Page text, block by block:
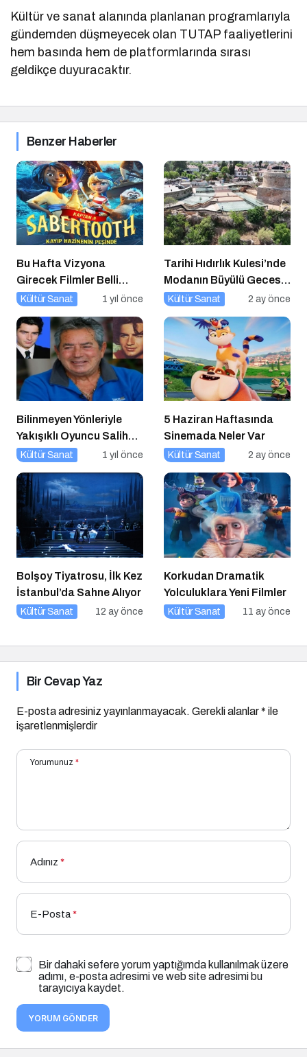
Kültür ve sanat alanında planlanan programlarıyla
gündemden düşmeyecek olan TUTAP faaliyetlerini
hem basında hem de platformlarında sırası
geldikçe duyuracaktır.
Benzer Haberler
Bu Hafta Vizyona
Girecek Filmler Belli
Oldu: Sinema Keyfi
Başlıyor!
Kültür Sanat 1 yıl önce
Tarihi Hıdırlık Kulesi’nde
Modanın Büyülü Gecesi:
Cihan Nacar Defilesi
Kültür Sanat 2 ay önce
Bilinmeyen Yönleriyle
Yakışıklı Oyuncu Salih
GÜNEY ile Söyleşi
Kültür Sanat 1 yıl önce
5 Haziran Haftasında
Sinemada Neler Var
Kültür Sanat 2 ay önce
Bolşoy Tiyatrosu, İlk Kez
İstanbul’da Sahne Alıyor
Kültür Sanat 12 ay önce
Korkudan Dramatik
Yolculuklara Yeni Filmler
Kültür Sanat 11 ay önce
Bir Cevap Yaz
E-posta adresiniz yayınlanmayacak. Gerekli alanlar* ile
işaretlenmişlerdir
Yorumunuz *
Adınız *
E-Posta*
Bir dahaki sefere yorum yaptığımda kullanılmak üzere
adımı, e-posta adresimi ve web site adresimi bu
tarayıcıya kaydet.
YORUM GÖNDER